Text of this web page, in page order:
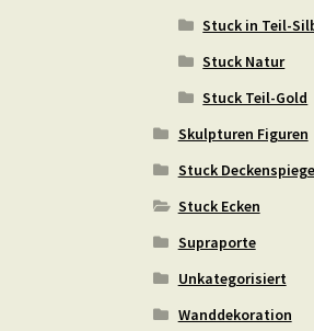
Stuck in Teil-
Stuck Natur
Stuck Teil-Gold
Skulpturen Figuren
Stuck
Stuck Ecken
Supraporte
Unkategorisiert
Wanddekoration